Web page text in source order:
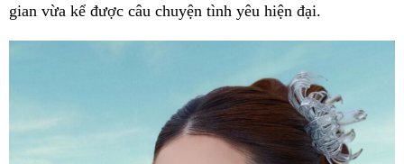
gian vừa kể được câu chuyện tình yêu hiện đại.